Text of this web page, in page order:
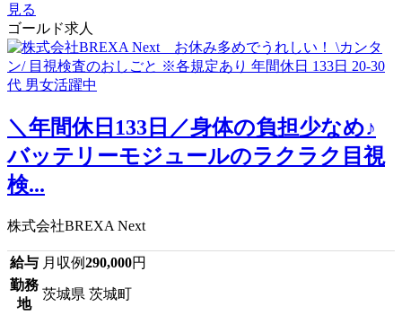
見る
ゴールド求人
＼年間休日133日／身体の負担少なめ♪
バッテリーモジュールのラクラク目視
検...
株式会社BREXA Next
給与 月収例290,000円
勤務
地
茨城県 茨城町